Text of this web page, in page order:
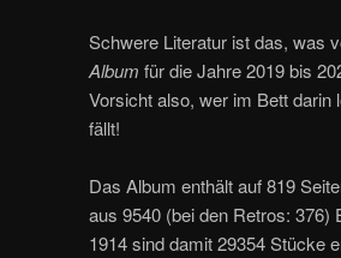
Schwere Literatur ist das, was
Album für die Jahre 2019 bis
Vorsicht also, wer im Bett
fällt!
Das Album enthält auf 819
aus 9540 (bei den Retros: 376)
1914 sind damit 29354 Stücke